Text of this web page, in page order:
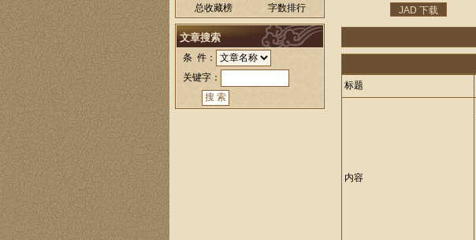
总收藏榜
字数排行
文章搜索
条 件：
关键字：
JAD 下载
标题
内容